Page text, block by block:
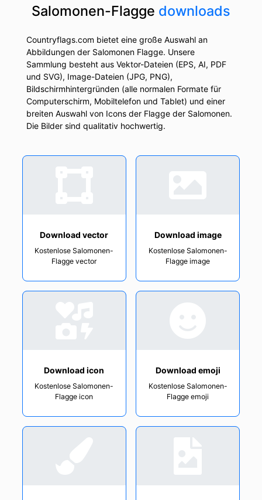
Salomonen-Flagge downloads
Countryflags.com bietet eine große Auswahl an
Abbildungen der Salomonen Flagge. Unsere
Sammlung besteht aus Vektor-Dateien (EPS, AI, PDF
und SVG), Image-Dateien (JPG, PNG),
Bildschirmhintergründen (alle normalen Formate für
Computerschirm, Mobiltelefon und Tablet) und einer
breiten Auswahl von Icons der Flagge der Salomonen.
Die Bilder sind qualitativ hochwertig.
Download vector
Kostenlose Salomonen-
Flagge vector
Download image
Kostenlose Salomonen-
Flagge image
Download icon
Kostenlose Salomonen-
Flagge icon
Download emoji
Kostenlose Salomonen-
Flagge emoji